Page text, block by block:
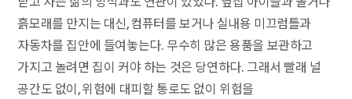
흙모래를 만지는 대신, 컴퓨터를 보거나 실내용 미끄럼틀과
자동차를 집안에 들여놓는다. 무수히 많은 용품을 보관하고
가지고 놀려면 집이 커야 하는 것은 당연하다. 그래서 빨래 널
공간도 없이, 위험에 대피할 통로도 없이 위험을